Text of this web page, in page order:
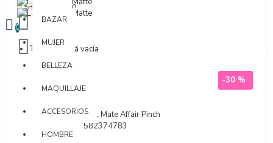
BAZAR
MUJER
BELLEZA
MAQUILLAJE
ACCESORIOS
HOMBRE
0 artículo(s) - $0
0
Tu bolsa está vacía
-30 %
Modelo:Labial Mate Affair Pinch
7703582374783